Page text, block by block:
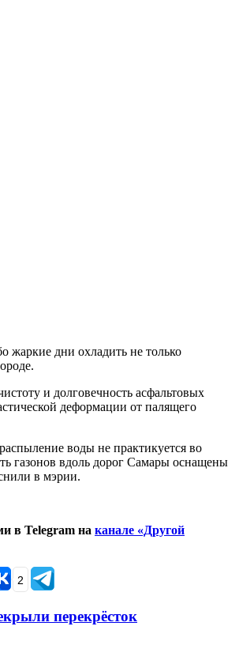
жаркие дни охладить не только
и долговечность асфальтовых
деформации от палящего
воды не практикуется во
газонов вдоль дорог Самары оснащены
в мэрии.
в Telegram на канале «Другой
2
перекрёсток